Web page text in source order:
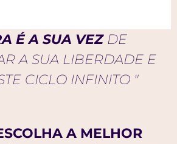
É A SUA VEZDE
A SUA LIBERDADE E
CICLO INFINITO "
A MELHOR